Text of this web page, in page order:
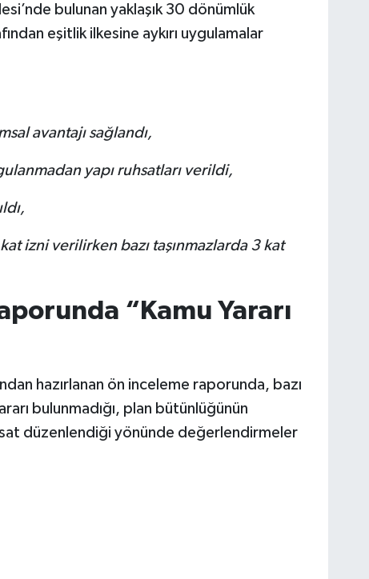
bulunan yaklaşık 30 dönümlük
eşitlik ilkesine aykırı uygulamalar
avantajı sağlandı,
yapı ruhsatları verildi,
izni verilirken bazı taşınmazlarda 3 kat
“Kamu Yararı
hazırlanan ön inceleme raporunda, bazı
bulunmadığı, plan bütünlüğünün
düzenlendiği yönünde değerlendirmeler